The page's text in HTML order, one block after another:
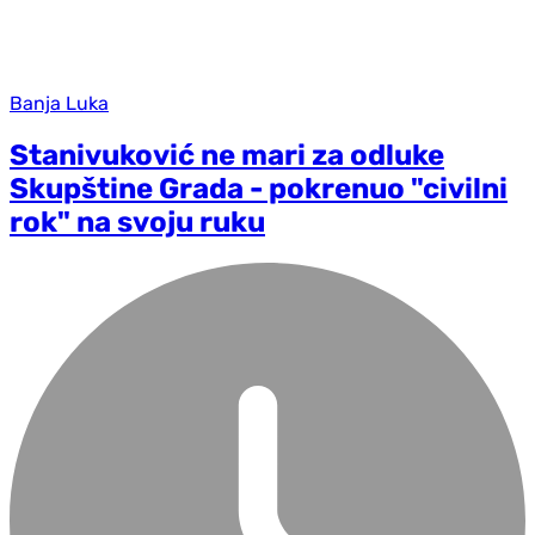
Banja Luka
Stanivuković ne mari za odluke
Skupštine Grada - pokrenuo "civilni
rok" na svoju ruku